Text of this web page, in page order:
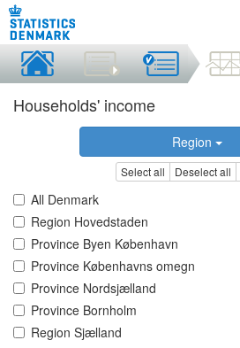
Households' income
Region
Select all Deselect all
All Denmark
Region Hovedstaden
Province Byen København
Province Københavns omegn
Province Nordsjælland
Province Bornholm
Region Sjælland